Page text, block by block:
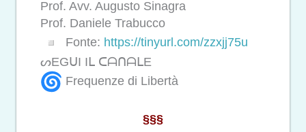
Prof. Avv. Augusto Sinagra
Prof. Daniele Trabucco
Fonte: https://tinyurl.com/zzxjj75u
ᔕEGᑌI Iᒪ ᑕᗩᑎᗩᒪE
Frequenze di Libertà
§§§